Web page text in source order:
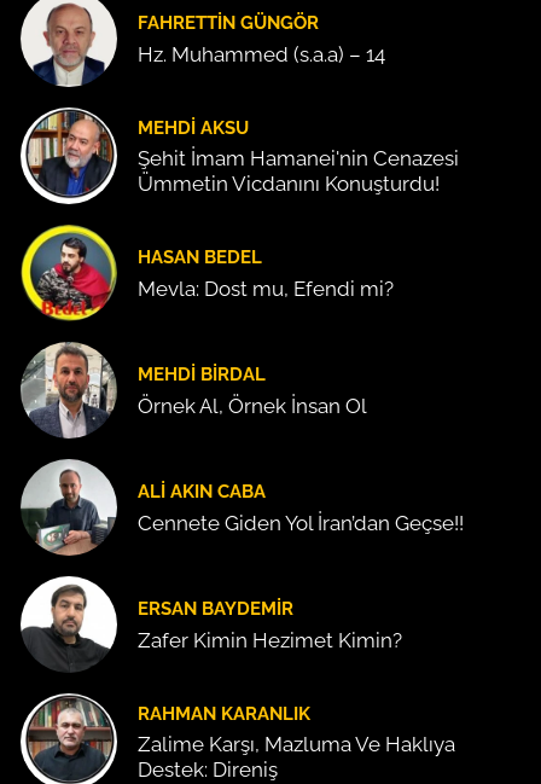
FAHRETTIN GÜNGÖR
Hz. Muhammed (s.a.a) – 14
MEHDI AKSU
Şehit İmam Hamanei'nin Cenazesi
Ümmetin Vicdanını Konuşturdu!
HASAN BEDEL
Mevla: Dost mu, Efendi mi?
MEHDI BIRDAL
Örnek Al, Örnek İnsan Ol
ALI AKIN CABA
Cennete Giden Yol İran’dan Geçse!!
ERSAN BAYDEMIR
Zafer Kimin Hezimet Kimin?
RAHMAN KARANLIK
Zalime Karşı, Mazluma Ve Haklıya
Destek: Direniş